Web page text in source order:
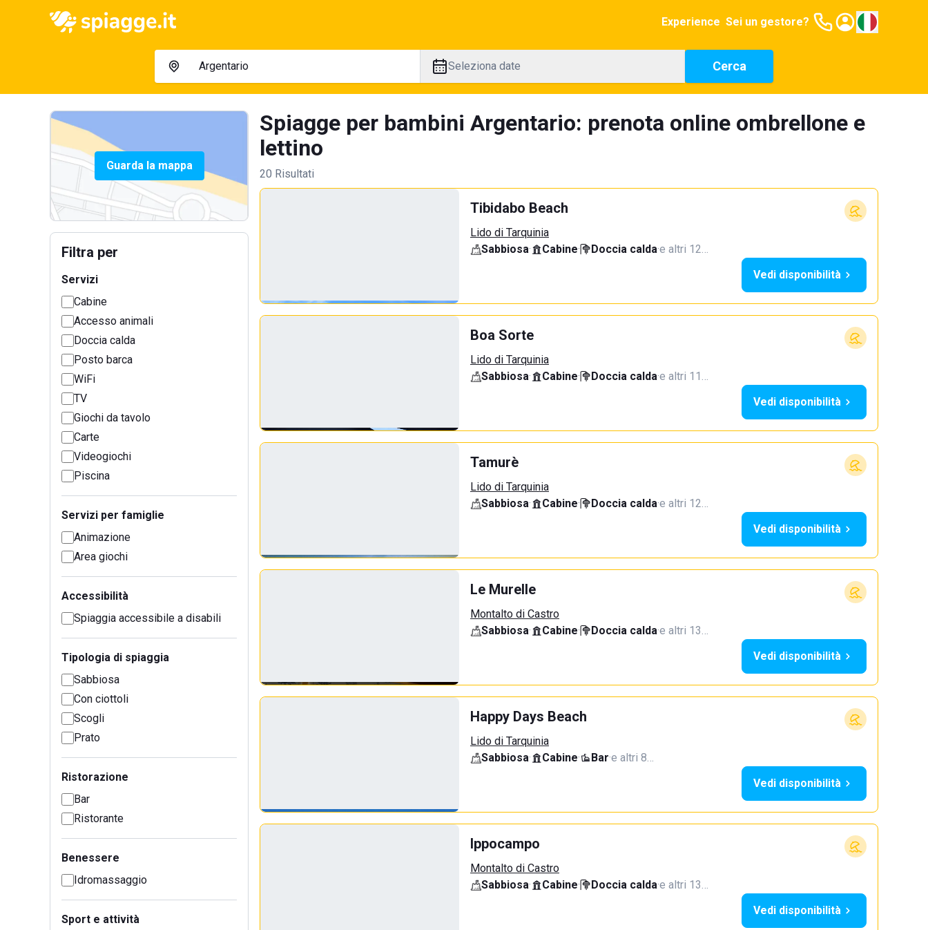
Experience Sei un gestore?
Seleziona date Cerca
Guarda la mappa
Filtra per
Servizi
Cabine
Accesso animali
Doccia calda
Posto barca
WiFi
TV
Giochi da tavolo
Carte
Videogiochi
Piscina
Servizi per famiglie
Animazione
Area giochi
Accessibilità
Spiaggia accessibile a disabili
Tipologia di spiaggia
Sabbiosa
Con ciottoli
Scogli
Prato
Ristorazione
Bar
Ristorante
Benessere
Idromassaggio
Sport e attività
Spiagge per bambini Argentario: prenota online ombrellone e
lettino
20 Risultati
Tibidabo Beach
Lido di Tarquinia
Sabbiosa· Cabine· Doccia calda·e altri 12…
Vedi disponibilità
Boa Sorte
Lido di Tarquinia
Sabbiosa· Cabine· Doccia calda·e altri 11…
Vedi disponibilità
Tamurè
Lido di Tarquinia
Sabbiosa· Cabine· Doccia calda·e altri 12…
Vedi disponibilità
Le Murelle
Montalto di Castro
Sabbiosa· Cabine· Doccia calda·e altri 13…
Vedi disponibilità
Happy Days Beach
Lido di Tarquinia
Sabbiosa· Cabine· Bar·e altri 8…
Vedi disponibilità
Ippocampo
Montalto di Castro
Sabbiosa· Cabine· Doccia calda·e altri 13…
Vedi disponibilità